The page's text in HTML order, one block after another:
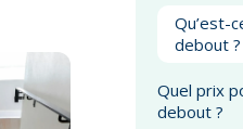
Qu’est-
debout ?
Quel prix
debout ?